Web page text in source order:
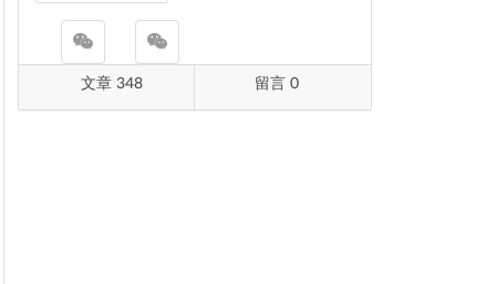
文章 348 留言 0